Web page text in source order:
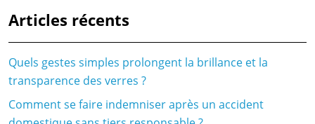
Articles récents
Quels gestes simples prolongent la brillance et la
transparence des verres ?
Comment se faire indemniser après un accident